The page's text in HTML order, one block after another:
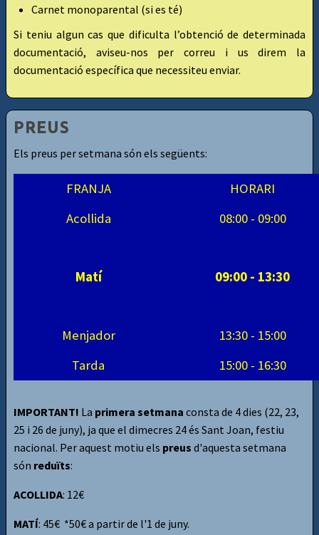
Carnet monoparental (si es té)
Si teniu algun cas que dificulta l’obtenció de determinada
documentació, aviseu-nos per correu i us direm la
documentació específica que necessiteu enviar.
PREUS
Els preus per setmana són els següents:
FRANJA
HORARI
Acollida
08:00 - 09:00
Matí 09:00 - 13:30
Menjador
13:30 - 15:00
Tarda
15:00 - 16:30
IMPORTANT! La primera setmana consta de 4 dies (22, 23,
25 i 26 de juny), ja que el dimecres 24 és Sant Joan, festiu
nacional. Per aquest motiu els preus d'aquesta setmana
són reduïts:
ACOLLIDA: 12€
MATÍ: 45€ *50€ a partir de l'1 de juny.